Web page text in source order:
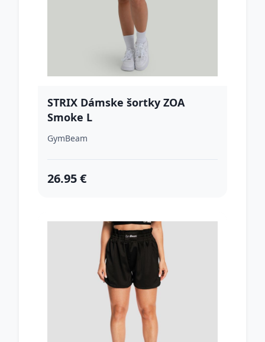
STRIX Dámske šortky ZOA
Smoke L
GymBeam
26.95 €